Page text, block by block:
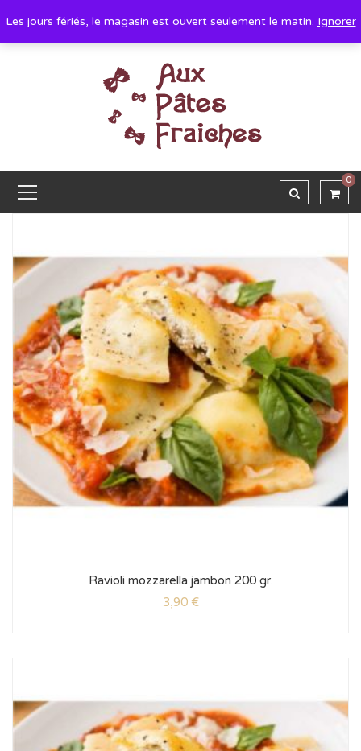
Les jours fériés, le magasin est ouvert seulement le matin. Ignorer
0
Ravioli mozzarella jambon 200 gr.
3,90 €